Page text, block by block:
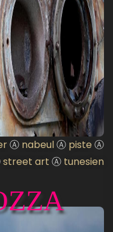
Ⓐ nabeulⒶ piste Ⓐ
street art Ⓐ tunesien